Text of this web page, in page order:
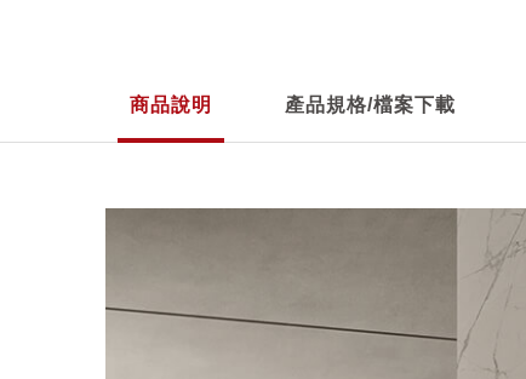
商品說明 產品規格/檔案下載